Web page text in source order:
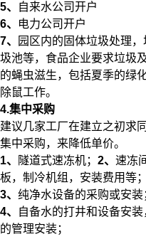
5、
自来水公司开户
6、
电力公司开户
7、
园区内的固体垃圾处理
圾池等，食品企业要求垃圾
的蝇虫滋生，包括夏季的绿
除鼠工作。
4.集中采购
建议几家工厂在建立之初求
集中采购，来降低单价。
1、
隧道式速冻机； 2、 速冻
板，制冷机组，安装费用等；
3、 纯净水设备的采购或安装
4、
自备水的打井和设备安
的管理安装；